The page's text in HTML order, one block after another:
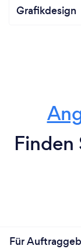
Grafikdesign
Finden
Für